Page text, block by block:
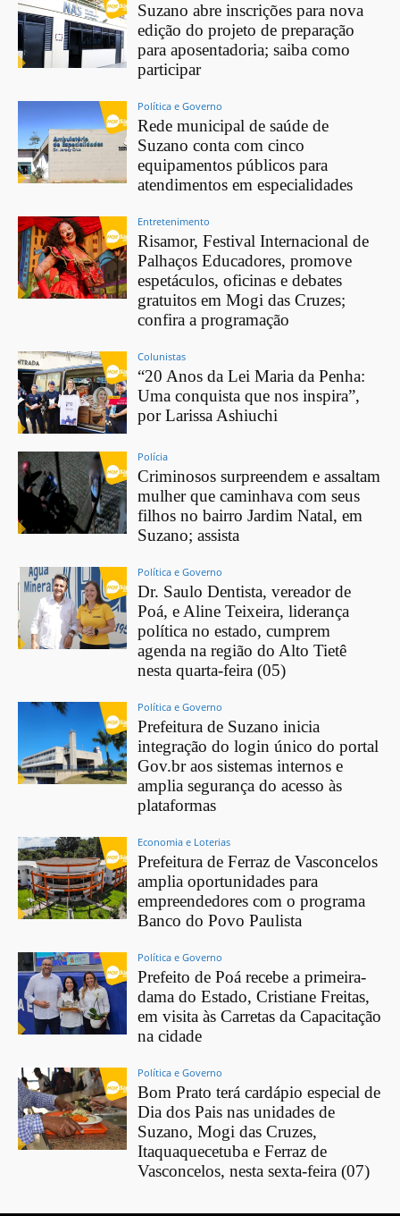
Suzano abre inscrições para nova
edição do projeto de preparação
para aposentadoria; saiba como
participar
Política e Governo
Rede municipal de saúde de
Suzano conta com cinco
equipamentos públicos para
atendimentos em especialidades
Entretenimento
Risamor, Festival Internacional de
Palhaços Educadores, promove
espetáculos, oficinas e debates
gratuitos em Mogi das Cruzes;
confira a programação
Colunistas
“20 Anos da Lei Maria da Penha:
Uma conquista que nos inspira”,
por Larissa Ashiuchi
Polícia
Criminosos surpreendem e assaltam
mulher que caminhava com seus
filhos no bairro Jardim Natal, em
Suzano; assista
Política e Governo
Dr. Saulo Dentista, vereador de
Poá, e Aline Teixeira, liderança
política no estado, cumprem
agenda na região do Alto Tietê
nesta quarta-feira (05)
Política e Governo
Prefeitura de Suzano inicia
integração do login único do portal
Gov.br aos sistemas internos e
amplia segurança do acesso às
plataformas
Economia e Loterias
Prefeitura de Ferraz de Vasconcelos
amplia oportunidades para
empreendedores com o programa
Banco do Povo Paulista
Política e Governo
Prefeito de Poá recebe a primeira-
dama do Estado, Cristiane Freitas,
em visita às Carretas da Capacitação
na cidade
Política e Governo
Bom Prato terá cardápio especial de
Dia dos Pais nas unidades de
Suzano, Mogi das Cruzes,
Itaquaquecetuba e Ferraz de
Vasconcelos, nesta sexta-feira (07)